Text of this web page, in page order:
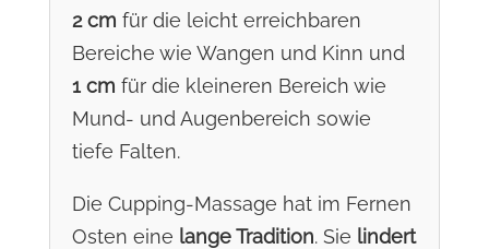
2 cm für die leicht erreichbaren
Bereiche wie Wangen und Kinn und
1 cm für die kleineren Bereich wie
Mund- und Augenbereich sowie
tiefe Falten.
Die Cupping-Massage hat im Fernen
Osten eine lange Tradition. Sie lindert